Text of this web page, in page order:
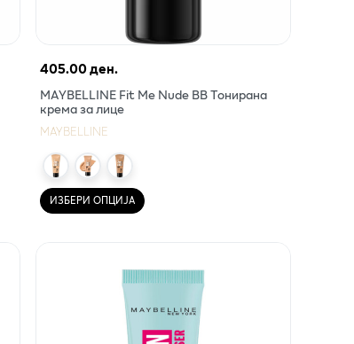
405.00 ден.
MAYBELLINE Fit Me Nude BB Тонирана
крема за лице
MAYBELLINE
ИЗБЕРИ ОПЦИЈА